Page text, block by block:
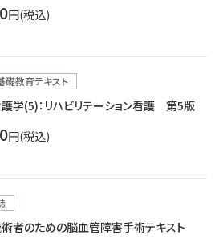
円(税込)
礎教育テキスト
学(5)：リハビリテーション看護 第5版
円(税込)
者のための脳血管障害手術テキスト